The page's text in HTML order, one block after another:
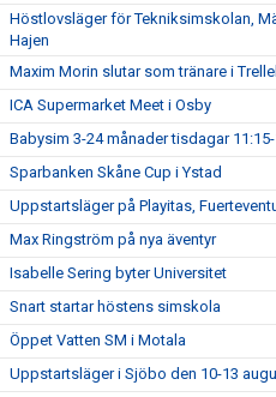
Höstlovsläger för Tekniksimskolan,
Hajen
Maxim Morin slutar som tränare i
ICA Supermarket Meet i Osby
Babysim 3-24 månader tisdagar
Sparbanken Skåne Cup i Ystad
Uppstartsläger på Playitas,
Max Ringström på nya äventyr
Isabelle Sering byter Universitet
Snart startar höstens simskola
Öppet Vatten SM i Motala
Uppstartsläger i Sjöbo den 10-13